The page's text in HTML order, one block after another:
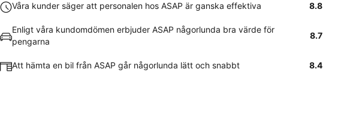
Våra kunder säger att personalen hos ASAP är ganska effektiva 8.8
Enligt våra kundomdömen erbjuder ASAP någorlunda bra värde för
pengarna
8.7
Att hämta en bil från ASAP går någorlunda lätt och snabbt 8.4